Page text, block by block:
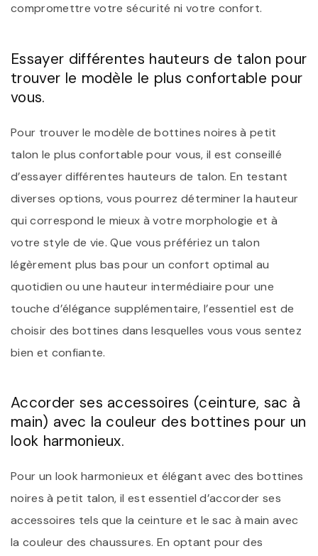
compromettre votre sécurité ni votre confort.
Essayer différentes hauteurs de talon pour
trouver le modèle le plus confortable pour
vous.
Pour trouver le modèle de bottines noires à petit
talon le plus confortable pour vous, il est conseillé
d’essayer différentes hauteurs de talon. En testant
diverses options, vous pourrez déterminer la hauteur
qui correspond le mieux à votre morphologie et à
votre style de vie. Que vous préfériez un talon
légèrement plus bas pour un confort optimal au
quotidien ou une hauteur intermédiaire pour une
touche d’élégance supplémentaire, l’essentiel est de
choisir des bottines dans lesquelles vous vous sentez
bien et confiante.
Accorder ses accessoires (ceinture, sac à
main) avec la couleur des bottines pour un
look harmonieux.
Pour un look harmonieux et élégant avec des bottines
noires à petit talon, il est essentiel d’accorder ses
accessoires tels que la ceinture et le sac à main avec
la couleur des chaussures. En optant pour des